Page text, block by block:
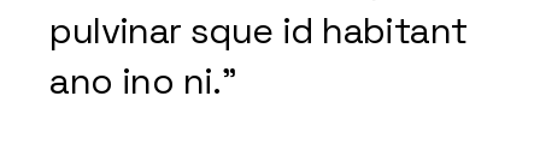
pulvinar sque id habitant
ano ino ni.”